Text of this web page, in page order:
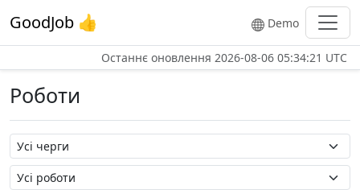
GoodJob 👍 Demo
Останнє оновлення 2026-08-06 05:34:21 UTC
Роботи
Назва черги
Назва роботи